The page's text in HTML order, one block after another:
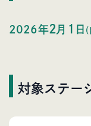
2026年2 月 1 日 (
対象ステー